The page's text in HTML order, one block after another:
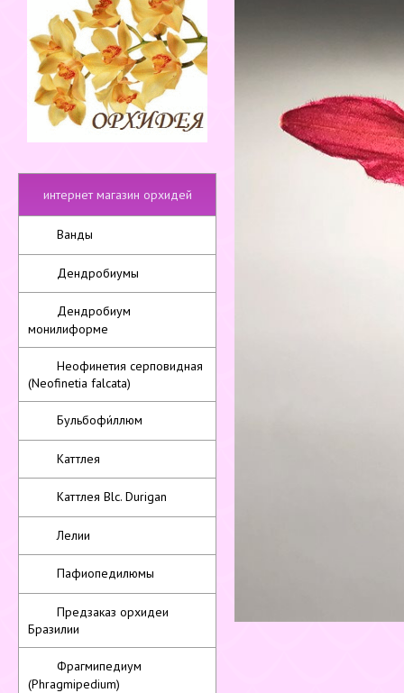
интернет магазин орхидей
Ванды
Дендробиумы
Дендробиум
монилиформе
Неофинетия серповидная
(Neofinetia falcata)
Бульбофи́ллюм
Каттлея
Каттлея Blc. Durigan
Лелии
Пафиопедилюмы
Предзаказ орхидеи
Бразилии
Фрагмипедиум
(Phragmipedium)